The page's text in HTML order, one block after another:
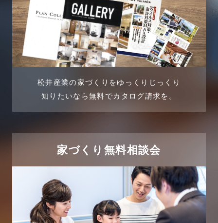
土地に関するよくある質問
土地活用事例
土地活用提案
売買物件
太陽光発電活用事例
市民リフォームサービス
2024年6月
2024年5月
2024年4月
2024年2月
2023年12月
2023年11月
2023年10月
松井産業の家づくりをゆっくりじっくり
知りたいなら無料でカタログ請求を。
家づくり無料相談会